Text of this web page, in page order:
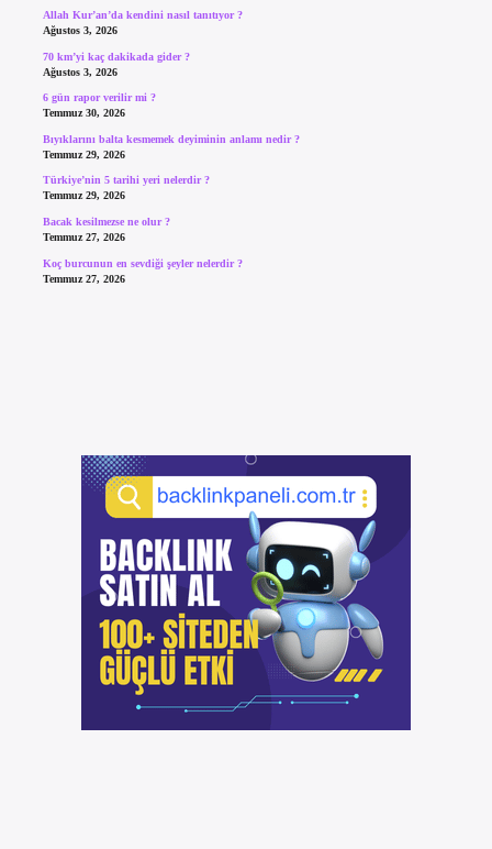
Allah Kur’an’da kendini nasıl tanıtıyor ?
Ağustos 3, 2026
70 km’yi kaç dakikada gider ?
Ağustos 3, 2026
6 gün rapor verilir mi ?
Temmuz 30, 2026
Bıyıklarını balta kesmemek deyiminin anlamı nedir ?
Temmuz 29, 2026
Türkiye’nin 5 tarihi yeri nelerdir ?
Temmuz 29, 2026
Bacak kesilmezse ne olur ?
Temmuz 27, 2026
Koç burcunun en sevdiği şeyler nelerdir ?
Temmuz 27, 2026